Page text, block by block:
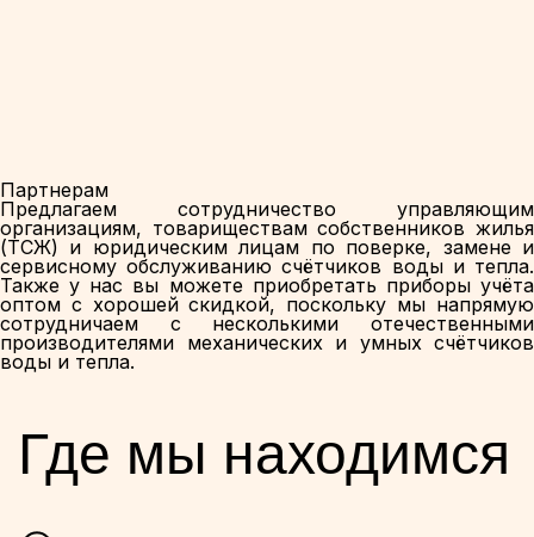
Партнерам
Предлагаем сотрудничество управляющим
организациям, товариществам собственников жилья
(ТСЖ) и юридическим лицам по поверке, замене и
сервисному обслуживанию счётчиков воды и тепла.
Также у нас вы можете приобретать приборы учёта
оптом с хорошей скидкой, поскольку мы напрямую
сотрудничаем с несколькими отечественными
производителями механических и умных счётчиков
воды и тепла.
Где мы находимся